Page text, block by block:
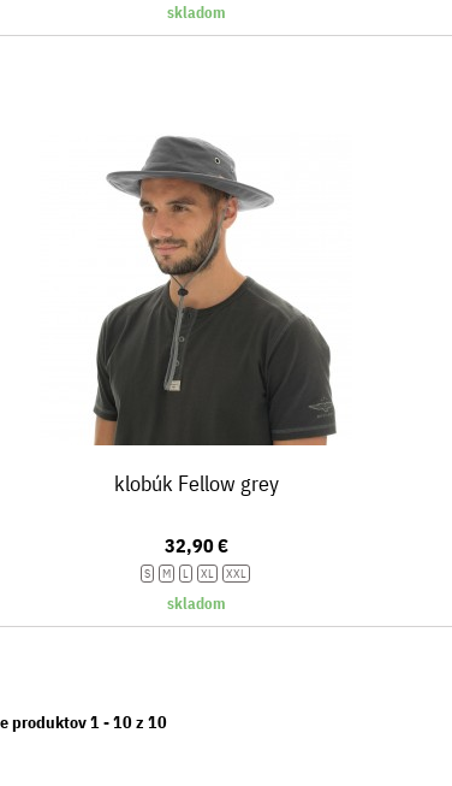
skladom
klobúk Fellow grey
32,90 €
S M L XL XXL
skladom
produktov 1 -10z 10